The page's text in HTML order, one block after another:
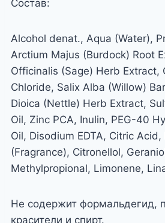
Состав:
Alcohol denat., Aqua (Water),
Arctium Majus (Burdock) Root
Officinalis (Sage) Herb Extract,
Chloride, Salix Alba (Willow)
Dioica (Nettle) Herb Extract,
Oil, Zinc PCA, Inulin, PEG-40
Oil, Disodium EDTA, Citric Acid,
(Fragrance), Citronellol,
Methylpropional, Limonene,
Не содержит формальдегид,
красители и спирт.